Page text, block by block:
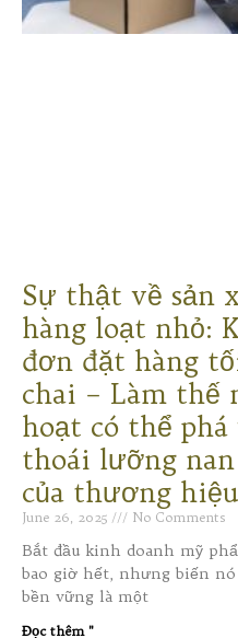
Sự thật về sản
hàng loạt nhỏ:
đơn đặt hàng
chai – Làm thế
hoạt có thể
thoái lưỡng
của thương
June 26, 2025 No Comments
Bắt đầu kinh doanh mỹ
bao giờ hết, nhưng biến
bền vững là một
Đọc thêm "